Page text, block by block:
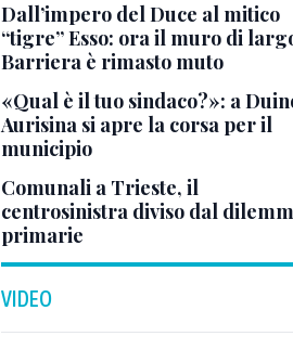
Dall’impero del Duce al mitico
“tigre” Esso: ora il muro di
Barriera è rimasto muto
«Qual è il tuo sindaco?»: a
Aurisina si apre la corsa per il
municipio
Comunali a Trieste, il
centrosinistra diviso dal
primarie
VIDEO